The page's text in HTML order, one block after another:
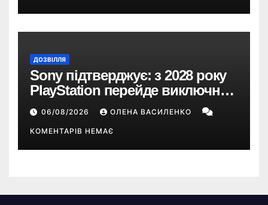
ДОЗВІЛЛЯ
Sony підтверджує: з 2028 року
PlayStation перейде виключно
на цифрові ігри
06/08/2026 ОЛЕНА ВАСИЛЕНКО
КОМЕНТАРІВ НЕМАЄ